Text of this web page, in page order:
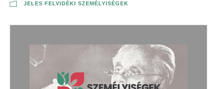
JELES FELVIDÉKI SZEMÉLYISÉGEK